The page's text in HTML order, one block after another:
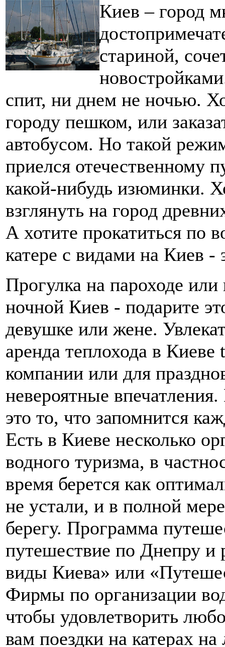
Киев – город
стариной,
спит, ни днем не ночью.
городу пешком, или
автобусом. Но такой
приелся отечественному
какой-нибудь изюминки.
взглянуть на город
А хотите прокатиться по
катере с видами на Киев -
Прогулка на пароходе
ночной Киев - подарите
девушке или жене.
аренда теплохода в
компании или для
невероятные
это то, что запомнится
Есть в Киеве несколько
водного туризма, в
время берется как
не устали, и в полной
берегу. Программа
путешествие по Днепру
виды Киева» или
Фирмы по организации
чтобы удовлетворить
вам поездки на катерах